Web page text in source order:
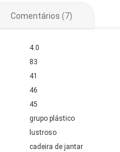
4.0
83
41
46
45
grupo plástico
lustroso
cadeira de jantar
Comentários 7